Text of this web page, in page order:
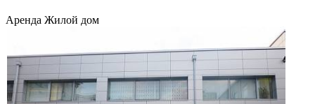
Аренда Жилой дом